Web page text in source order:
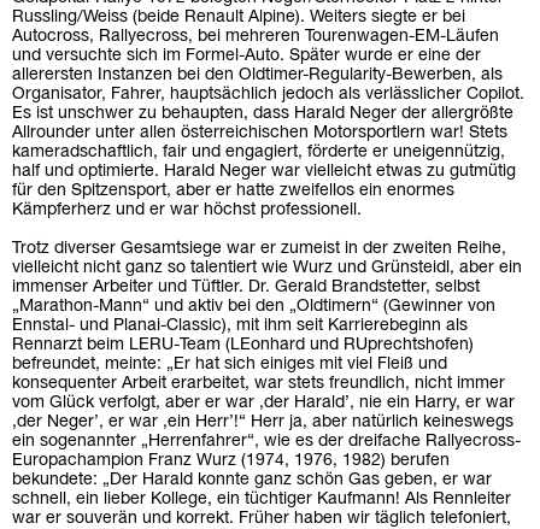
Russling/Weiss (beide Renault Alpine). Weiters siegte er bei
Autocross, Rallyecross, bei mehreren Tourenwagen-EM-Läufen
und versuchte sich im Formel-Auto. Später wurde er eine der
allerersten Instanzen bei den Oldtimer-Regularity-Bewerben, als
Organisator, Fahrer, hauptsächlich jedoch als verlässlicher Copilot.
Es ist unschwer zu behaupten, dass Harald Neger der allergrößte
Allrounder unter allen österreichischen Motorsportlern war! Stets
kameradschaftlich, fair und engagiert, förderte er uneigennützig,
half und optimierte. Harald Neger war vielleicht etwas zu gutmütig
für den Spitzensport, aber er hatte zweifellos ein enormes
Kämpferherz und er war höchst professionell.
Trotz diverser Gesamtsiege war er zumeist in der zweiten Reihe,
vielleicht nicht ganz so talentiert wie Wurz und Grünsteidl, aber ein
immenser Arbeiter und Tüftler. Dr. Gerald Brandstetter, selbst
„Marathon-Mann“ und aktiv bei den „Oldtimern“ (Gewinner von
Ennstal- und Planai-Classic), mit ihm seit Karrierebeginn als
Rennarzt beim LERU-Team (LEonhard und RUprechtshofen)
befreundet, meinte: „Er hat sich einiges mit viel Fleiß und
konsequenter Arbeit erarbeitet, war stets freundlich, nicht immer
vom Glück verfolgt, aber er war ‚der Harald’, nie ein Harry, er war
‚der Neger’, er war ‚ein Herr’!“ Herr ja, aber natürlich keineswegs
ein sogenannter „Herrenfahrer“, wie es der dreifache Rallyecross-
Europachampion Franz Wurz (1974, 1976, 1982) berufen
bekundete: „Der Harald konnte ganz schön Gas geben, er war
schnell, ein lieber Kollege, ein tüchtiger Kaufmann! Als Rennleiter
war er souverän und korrekt. Früher haben wir täglich telefoniert,